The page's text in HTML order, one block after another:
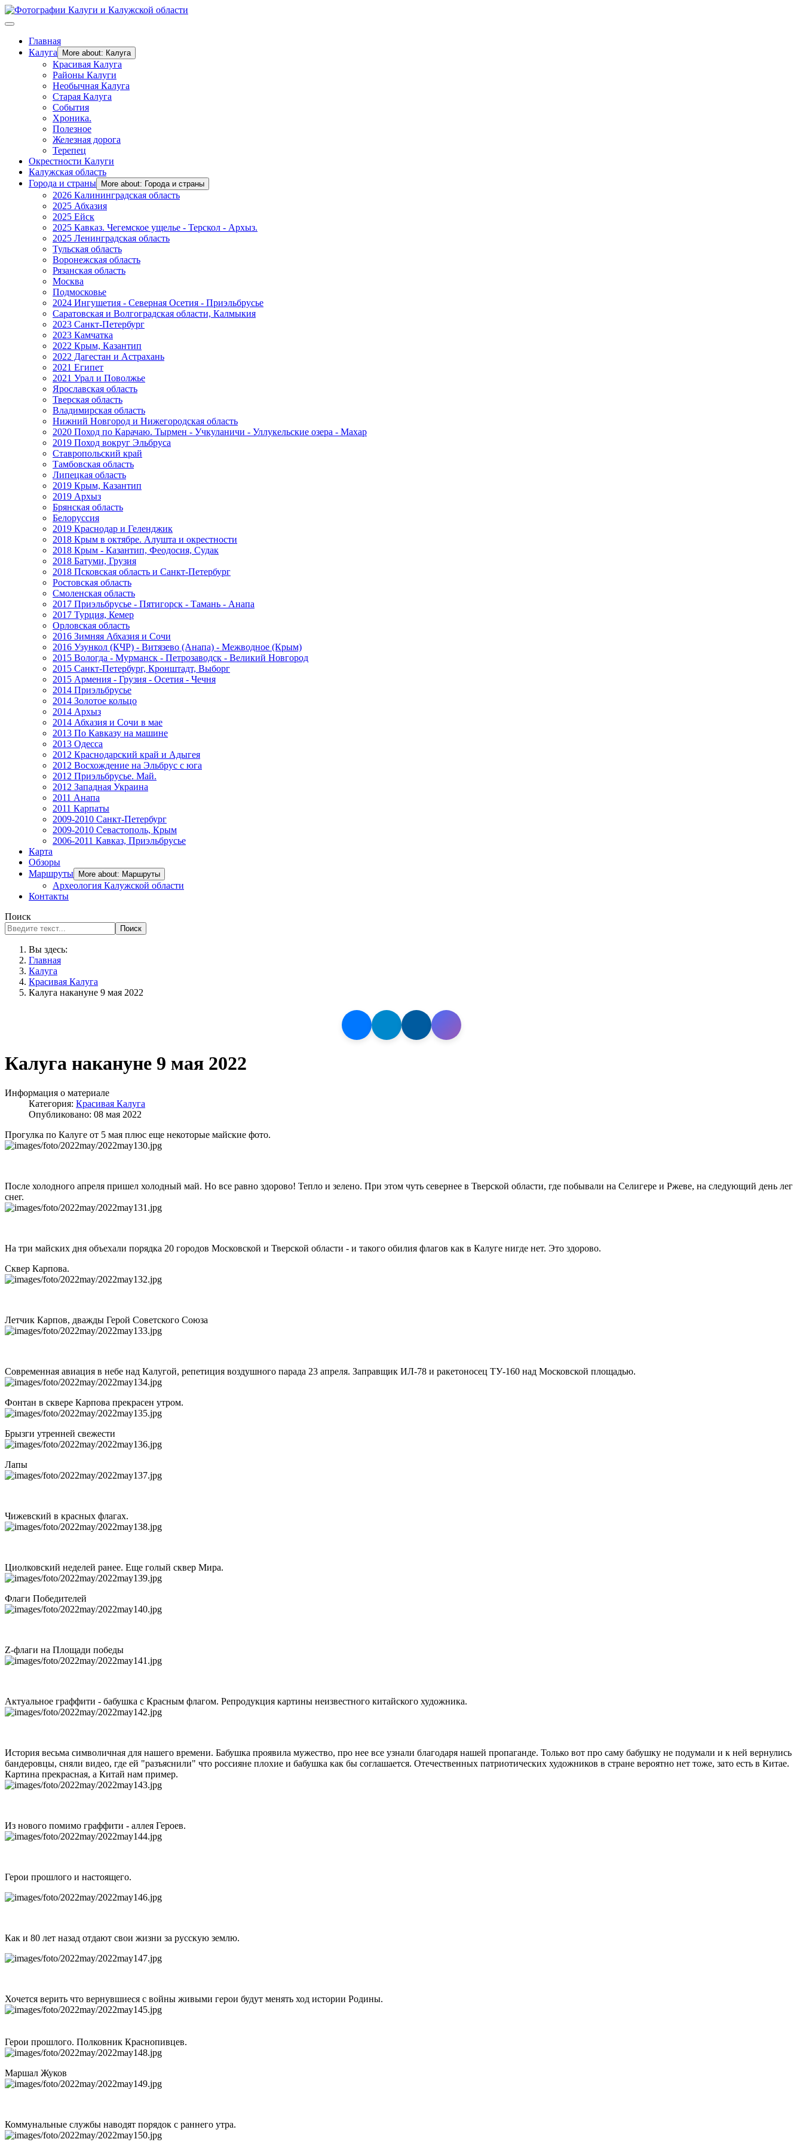
Главная
Калуга
More about: Калуга
Красивая Калуга
Районы Калуги
Необычная Калуга
Старая Калуга
События
Хроника.
Полезное
Железная дорога
Терепец
Окрестности Калуги
Калужская область
Города и страны
More about: Города и страны
2026 Калининградская область
2025 Абхазия
2025 Ейск
2025 Кавказ. Чегемское ущелье - Терскол - Архыз.
2025 Ленинградская область
Тульская область
Воронежская область
Рязанская область
Москва
Подмосковье
2024 Ингушетия - Северная Осетия - Приэльбрусье
Саратовская и Волгоградская области, Калмыкия
2023 Санкт-Петербург
2023 Камчатка
2022 Крым, Казантип
2022 Дагестан и Астрахань
2021 Египет
2021 Урал и Поволжье
Ярославская область
Тверская область
Владимирская область
Нижний Новгород и Нижегородская область
2020 Поход по Карачаю. Тырмен - Учкуланичи - Уллукельские озера - Махар
2019 Поход вокруг Эльбруса
Ставропольский край
Тамбовская область
Липецкая область
2019 Крым, Казантип
2019 Архыз
Брянская область
Белоруссия
2019 Краснодар и Геленджик
2018 Крым в октябре. Алушта и окрестности
2018 Крым - Казантип, Феодосия, Судак
2018 Батуми, Грузия
2018 Псковская область и Санкт-Петербург
Ростовская область
Смоленская область
2017 Приэльбрусье - Пятигорск - Тамань - Анапа
2017 Турция, Кемер
Орловская область
2016 Зимняя Абхазия и Сочи
2016 Узункол (КЧР) - Витязево (Анапа) - Межводное (Крым)
2015 Вологда - Мурманск - Петрозаводск - Великий Новгород
2015 Санкт-Петербург, Кронштадт, Выборг
2015 Армения - Грузия - Осетия - Чечня
2014 Приэльбрусье
2014 Золотое кольцо
2014 Архыз
2014 Абхазия и Сочи в мае
2013 По Кавказу на машине
2013 Одесса
2012 Краснодарский край и Адыгея
2012 Восхождение на Эльбрус с юга
2012 Приэльбрусье. Май.
2012 Западная Украина
2011 Анапа
2011 Карпаты
2009-2010 Санкт-Петербург
2009-2010 Севастополь, Крым
2006-2011 Кавказ, Приэльбрусье
Карта
Обзоры
Маршруты
More about: Маршруты
Археология Калужской области
Контакты
Поиск
Поиск
Вы здесь:
Главная
Калуга
Красивая Калуга
Калуга накануне 9 мая 2022
Калуга накануне 9 мая 2022
Информация о материале
Категория: Красивая Калуга
Опубликовано: 08 мая 2022
Прогулка по Калуге от 5 мая плюс еще некоторые майские фото.
После холодного апреля пришел холодный май. Но все равно здорово! Тепло и зелено. При этом чуть севернее в Тверской области, где побывали на Селигере и Ржеве, на следующий день лег
снег.
На три майских дня объехали порядка 20 городов Московской и Тверской области - и такого обилия флагов как в Калуге нигде нет. Это здорово.
Сквер Карпова.
Летчик Карпов, дважды Герой Советского Союза
Современная авиация в небе над Калугой, репетиция воздушного парада 23 апреля. Заправщик ИЛ-78 и ракетоносец ТУ-160 над Московской площадью.
Фонтан в сквере Карпова прекрасен утром.
Брызги утренней свежести
Лапы
Чижевский в красных флагах.
Циолковский неделей ранее. Еще голый сквер Мира.
Флаги Победителей
Z-флаги на Площади победы
Актуальное граффити - бабушка с Красным флагом. Репродукция картины неизвестного китайского художника.
История весьма символичная для нашего времени. Бабушка проявила мужество, про нее все узнали благодаря нашей пропаганде. Только вот про саму бабушку не подумали и к ней вернулись
бандеровцы, сняли видео, где ей "разъяснили" что россияне плохие и бабушка как бы соглашается. Отечественных патриотических художников в стране вероятно нет тоже, зато есть в Китае.
Картина прекрасная, а Китай нам пример.
Из нового помимо граффити - аллея Героев.
Герои прошлого и настоящего.
Как и 80 лет назад отдают свои жизни за русскую землю.
Хочется верить что вернувшиеся с войны живыми герои будут менять ход истории Родины.
Герои прошлого. Полковник Краснопивцев.
Маршал Жуков
Коммунальные службы наводят порядок с раннего утра.